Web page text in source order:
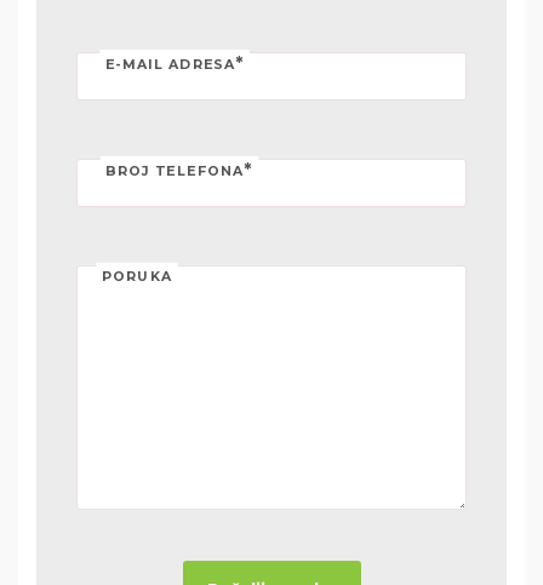
E-MAIL ADRESA*
BROJ TELEFONA*
PORUKA